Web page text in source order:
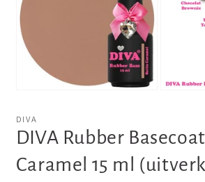
openen
in
modaal
modaal
DIVA
DIVA Rubber
Caramel 15 ml